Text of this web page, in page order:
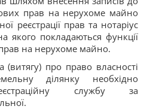
прав на нерухоме майно
реєстрації прав та нотаріус
якого покладаються функції
на нерухоме майно.
(витягу) про право власності
ділянку необхідно
службу за